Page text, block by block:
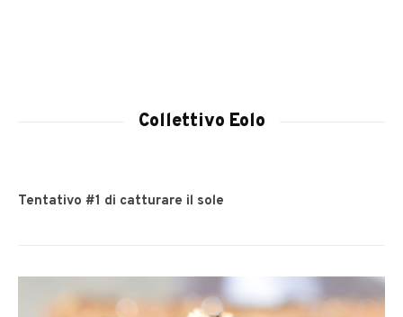
Collettivo Eolo
Tentativo #1 di catturare il sole